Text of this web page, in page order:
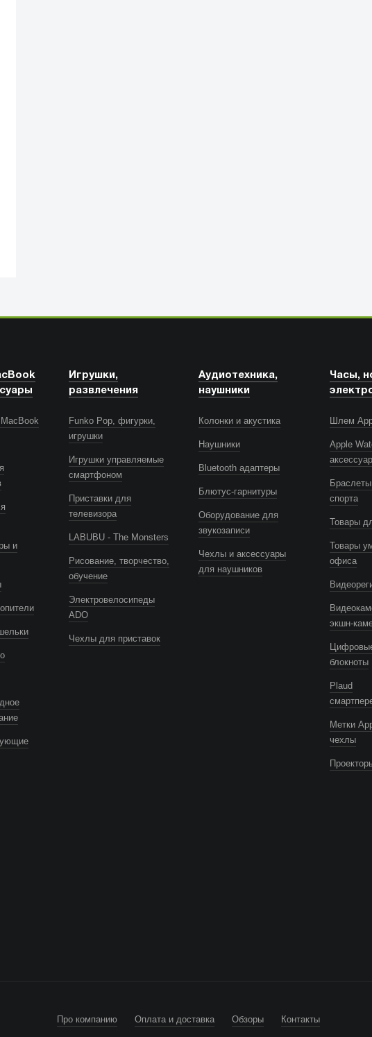
и
Игрушки,
развлечения
Funko Pop, фигурки,
игрушки
Игрушки управляемые
смартфоном
Приставки для
телевизора
LABUBU - The Monsters
Рисование, творчество,
обучение
Электровелосипеды
ADO
Чехлы для приставок
Аудиотехника,
наушники
Колонки и акустика
Наушники
Bluetooth адаптеры
Блютус-гарнитуры
Оборудование для
звукозаписи
Чехлы и аксессуары
для наушников
Часы,
Шлем
Apple
спорта
Товары
Товары
офиса
экшн-
блокноты
Plaud
Метки
чехлы
Про компанию Оплата и доставка Обзоры Контакты